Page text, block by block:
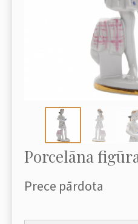
Porcelāna
Prece pārdota